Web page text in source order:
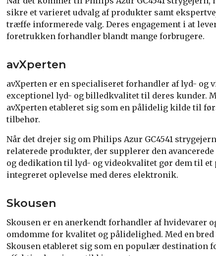
sikre et varieret udvalg af produkter samt
træffe informerede valg. Deres engagement i at
foretrukken forhandler blandt mange forbrugere.
avXperten
avXperten er en specialiseret forhandler af lyd- og
exceptionel lyd- og billedkvalitet til deres kunder.
avXperten etableret sig som en pålidelig kilde til
tilbehør.
Når det drejer sig om Philips Azur GC4541
relaterede produkter, der supplerer den
og dedikation til lyd- og videokvalitet gør dem til et
integreret oplevelse med deres elektronik.
Skousen
Skousen er en anerkendt forhandler af hvidevarer
omdømme for kvalitet og pålidelighed. Med en
Skousen etableret sig som en populær destination